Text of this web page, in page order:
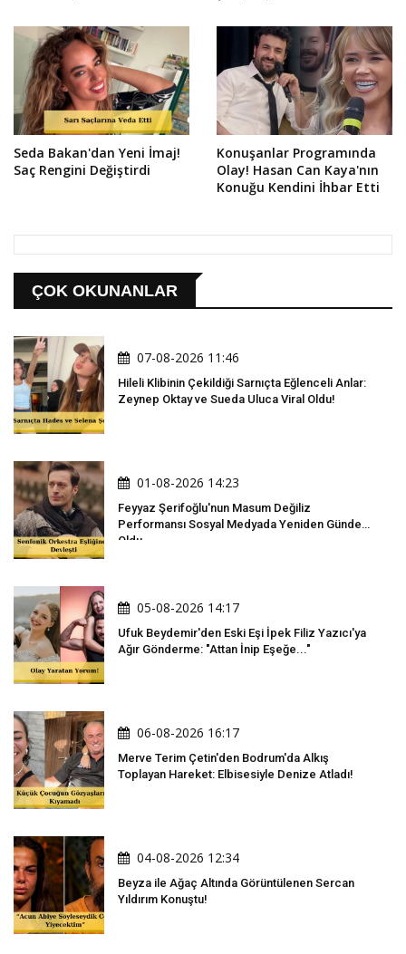
Seda Bakan'dan Yeni İmaj!
Saç Rengini Değiştirdi
Konuşanlar Programında
Olay! Hasan Can Kaya'nın
Konuğu Kendini İhbar Etti
ÇOK OKUNANLAR
07-08-2026 11:46
Hileli Klibinin Çekildiği Sarnıçta Eğlenceli Anlar:
Zeynep Oktay ve Sueda Uluca Viral Oldu!
01-08-2026 14:23
Feyyaz Şerifoğlu'nun Masum Değiliz
Performansı Sosyal Medyada Yeniden Gündem
Oldu
05-08-2026 14:17
Ufuk Beydemir'den Eski Eşi İpek Filiz Yazıcı'ya
Ağır Gönderme: "Attan İnip Eşeğe..."
06-08-2026 16:17
Merve Terim Çetin'den Bodrum'da Alkış
Toplayan Hareket: Elbisesiyle Denize Atladı!
04-08-2026 12:34
Beyza ile Ağaç Altında Görüntülenen Sercan
Yıldırım Konuştu!